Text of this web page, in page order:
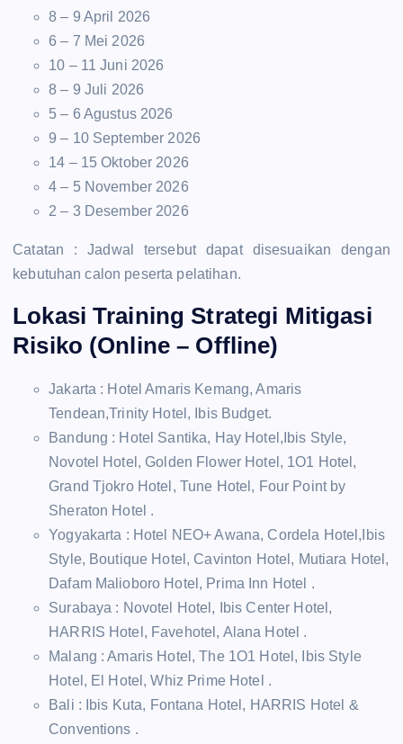
8 – 9 April 2026
6 – 7 Mei 2026
10 – 11 Juni 2026
8 – 9 Juli 2026
5 – 6 Agustus 2026
9 – 10 September 2026
14 – 15 Oktober 2026
4 – 5 November 2026
2 – 3 Desember 2026
Catatan : Jadwal tersebut dapat disesuaikan dengan
kebutuhan calon peserta pelatihan.
Lokasi Training Strategi Mitigasi
Risiko (Online – Offline)
Jakarta : Hotel Amaris Kemang, Amaris
Tendean,Trinity Hotel, Ibis Budget.
Bandung : Hotel Santika, Hay Hotel,Ibis Style,
Novotel Hotel, Golden Flower Hotel, 1O1 Hotel,
Grand Tjokro Hotel, Tune Hotel, Four Point by
Sheraton Hotel .
Yogyakarta : Hotel NEO+ Awana, Cordela Hotel,Ibis
Style, Boutique Hotel, Cavinton Hotel, Mutiara Hotel,
Dafam Malioboro Hotel, Prima Inn Hotel .
Surabaya : Novotel Hotel, Ibis Center Hotel,
HARRIS Hotel, Favehotel, Alana Hotel .
Malang : Amaris Hotel, The 1O1 Hotel, Ibis Style
Hotel, El Hotel, Whiz Prime Hotel .
Bali : Ibis Kuta, Fontana Hotel, HARRIS Hotel &
Conventions .